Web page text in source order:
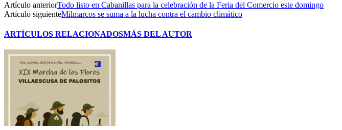
Artículo anteriorTodo listo en Cabanillas para la celebración de la Feria del Comercio este domingo
Artículo siguienteMilmarcos se suma a la lucha contra el cambio climático
ARTÍCULOS RELACIONADOSMÁS DEL AUTOR